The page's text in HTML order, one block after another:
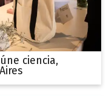
ciencia,